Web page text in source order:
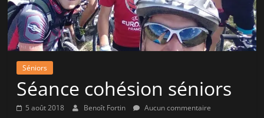
la
victoire
!
Séniors
Séance cohésion séniors
5 août 2018 Benoît Fortin Aucun commentaire